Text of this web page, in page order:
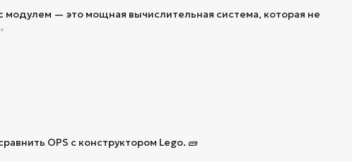
модулем — это мощная вычислительная система, которая не
OPS с конструктором Lego. 🧱